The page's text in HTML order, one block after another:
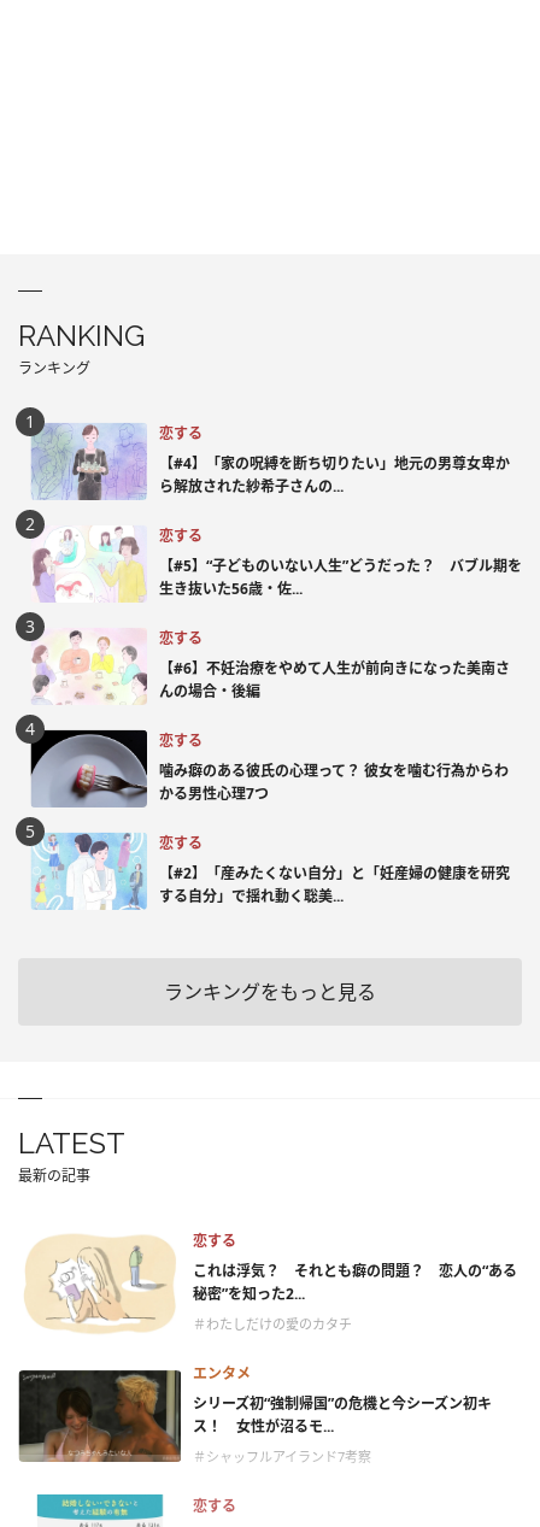
RANKING
ランキング
恋する
【#4】「家の呪縛を断ち切りたい」地元の男尊女卑か
ら解放された紗希子さんの...
恋する
【#5】“子どものいない人生”どうだった？ バブル期を
生き抜いた56歳・佐...
恋する
【#6】不妊治療をやめて人生が前向きになった美南さ
んの場合・後編
恋する
噛み癖のある彼氏の心理って？ 彼女を噛む行為からわ
かる男性心理7つ
恋する
【#2】「産みたくない自分」と「妊産婦の健康を研究
する自分」で揺れ動く聡美...
ランキングをもっと見る
LATEST
最新の記事
恋する
これは浮気？ それとも癖の問題？ 恋人の“ある
秘密”を知った2...
＃わたしだけの愛のカタチ
エンタメ
シリーズ初“強制帰国”の危機と今シーズン初キ
ス！ 女性が沼るモ...
＃シャッフルアイランド7考察
恋する